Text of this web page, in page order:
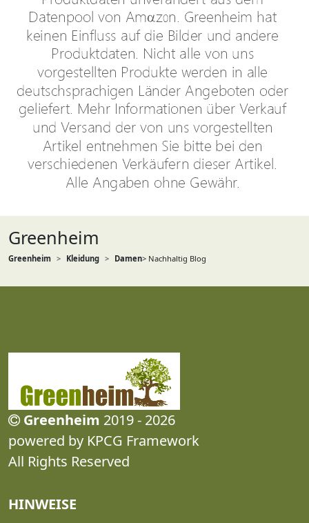
Greenheim
Greenheim Kleidung Damen> Nachhaltig Blog
Greenheim 2019 - 2026
powered by KPCG Framework
All Rights Reserved
HINWEISE